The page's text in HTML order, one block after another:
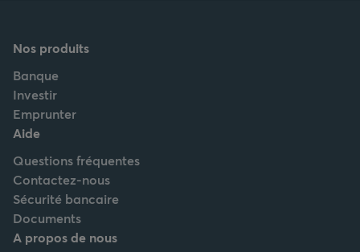
Nos produits
Banque
Investir
Emprunter
Aide
Questions fréquentes
Contactez-nous
Sécurité bancaire
Documents
A propos de nous